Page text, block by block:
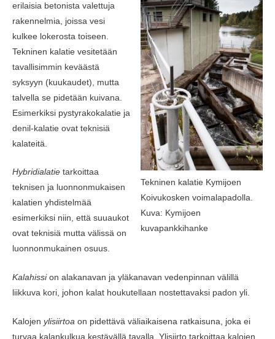
Tekninen kalatie Kymijoen
Koivukosken voimalapadolla.
Kuva: Kymijoen
kuvapankkihanke
erilaisia betonista valettuja
rakennelmia, joissa vesi
kulkee lokerosta toiseen.
Tekninen kalatie vesitetään
tavallisimmin keväästä
syksyyn (kuukaudet), mutta
talvella se pidetään kuivana.
Esimerkiksi pystyrakokalatie ja
denil-kalatie ovat teknisiä
kalateitä.
Hybridialatie tarkoittaa
teknisen ja luonnonmukaisen
kalatien yhdistelmää
esimerkiksi niin, että suuaukot
ovat teknisiä mutta välissä on
luonnonmukainen osuus.
Kalahissi on alakanavan ja yläkanavan vedenpinnan välillä
liikkuva kori, johon kalat houkutellaan nostettavaksi padon yli.
Kalojen ylisiirtoa on pidettävä väliaikaisena ratkaisuna, joka ei
turvaa kalankulkua kestävällä tavalla. Ylisiirto tarkoittaa kalojen